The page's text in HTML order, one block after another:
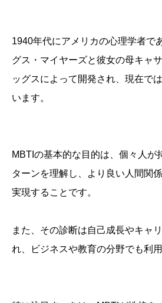
1940年代にアメリカの心理学者で
グス・マイヤーズと彼女の母キャ
ッグスによって開発され、現在で
います。
MBTIの基本的な目的は、個々人が
ターンを理解し、より良い人間関
実現することです。
また、その診断は自己成長やキャ
れ、ビジネスや教育の分野でも利